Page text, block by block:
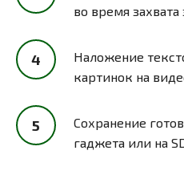
во время захвата
Наложение
картинок на
Сохранение
гаджета или на